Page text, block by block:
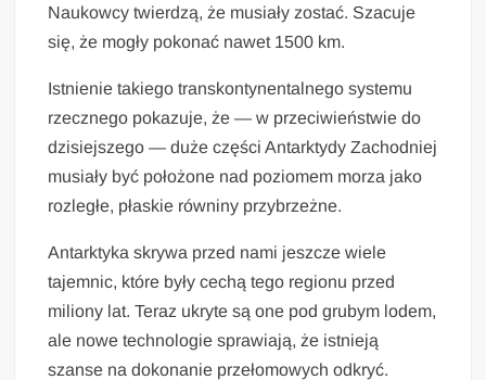
Naukowcy twierdzą, że musiały zostać. Szacuje
się, że mogły pokonać nawet 1500 km.
Istnienie takiego transkontynentalnego systemu
rzecznego pokazuje, że — w przeciwieństwie do
dzisiejszego — duże części Antarktydy Zachodniej
musiały być położone nad poziomem morza jako
rozległe, płaskie równiny przybrzeżne.
Antarktyka skrywa przed nami jeszcze wiele
tajemnic, które były cechą tego regionu przed
miliony lat. Teraz ukryte są one pod grubym lodem,
ale nowe technologie sprawiają, że istnieją
szanse na dokonanie przełomowych odkryć.